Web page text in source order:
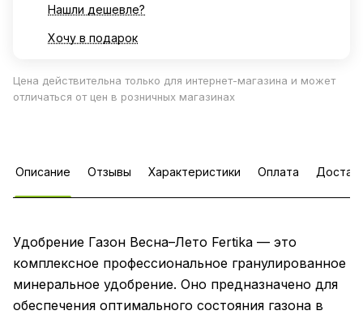
Нашли дешевле?
Хочу в подарок
Цена действительна только для интернет-магазина и может
отличаться от цен в розничных магазинах
Описание Отзывы Характеристики Оплата
Удобрение Газон Весна–Лето Fertika — это
комплексное профессиональное гранулированное
минеральное удобрение. Оно предназначено для
обеспечения оптимального состояния газона в